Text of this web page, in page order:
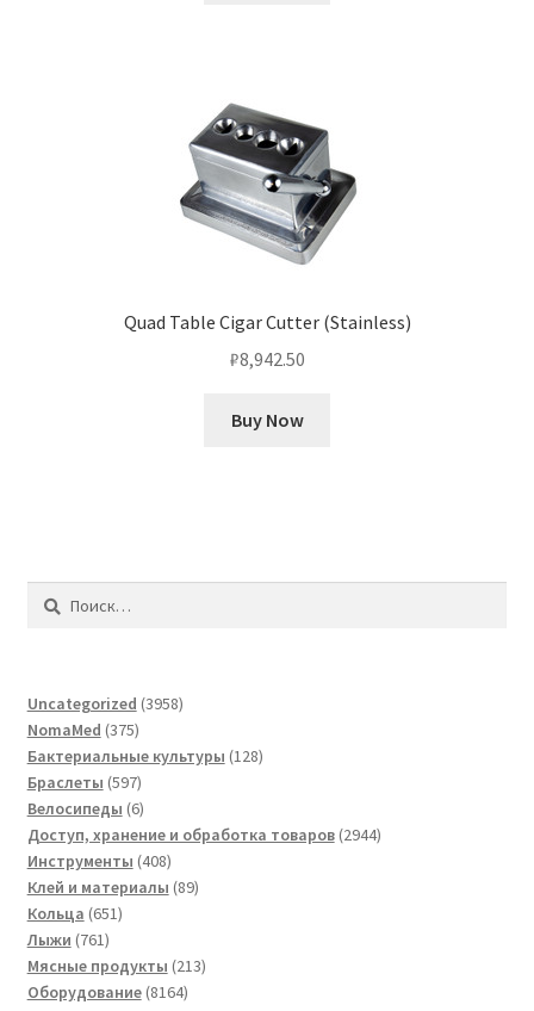
Quad Table Cigar Cutter (Stainless)
₽8,942.50
Buy Now
Найти:
Uncategorized 39583958
NomaMed 375375
товаров
Бактериальные культуры 128128
Браслеты 597597
товаров
Велосипеды 66
товаров
Доступ, хранение и обработка товаров 29442944
Инструменты 408408
товаров
Клей и материалы 8989
Кольца 651651
Лыжи 761761
товар
Мясные продукты 213213
Оборудование 81648164